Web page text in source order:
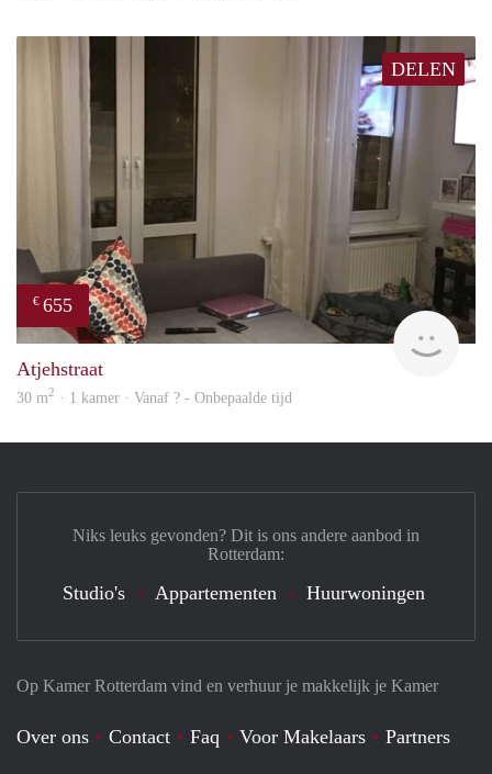
DELEN
€ 655
Atjehstraat
30 m2 · 1 kamer · Vanaf ? - Onbepaalde tijd
Op Kamer Rotterdam vind en verhuur je makkelijk je Kamer
Over ons Contact Faq Voor Makelaars
Partners
Niks leuks gevonden? Dit is ons andere aanbod in
Rotterdam:
Studio's Appartementen Huurwoningen